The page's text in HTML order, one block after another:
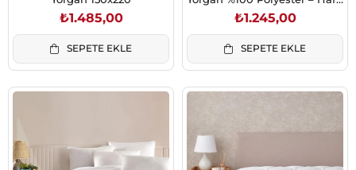
₺1.485,00
SEPETE EKLE
ve Konforlu
₺1.245,00
SEPETE EKLE